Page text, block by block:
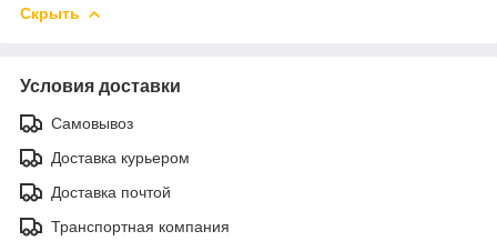
Скрыть
Условия доставки
Самовывоз
Доставка курьером
Доставка почтой
Транспортная компания